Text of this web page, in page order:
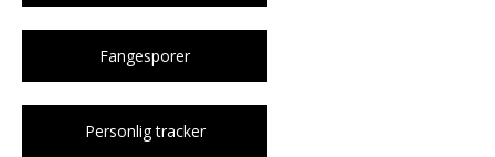
Fangesporer
Personlig tracker